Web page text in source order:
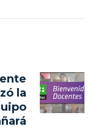
Next
post:
la